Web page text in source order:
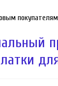
покупателям